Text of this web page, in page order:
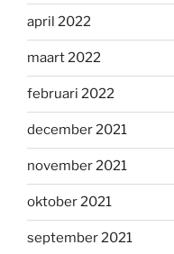
april 2022
maart 2022
februari 2022
december 2021
november 2021
oktober 2021
september 2021